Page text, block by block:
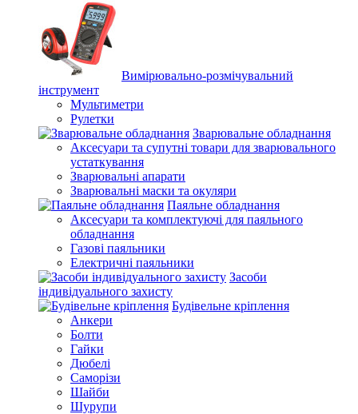
Вимірювально-розмічувальний
інструмент
Мультиметри
Рулетки
Зварювальне обладнання
Аксесуари та супутні товари для зварювального
устаткування
Зварювальні апарати
Зварювальні маски та окуляри
Паяльне обладнання
Аксесуари та комплектуючі для паяльного
обладнання
Газові паяльники
Електричні паяльники
Засоби
індивідуального захисту
Будівельне кріплення
Анкери
Болти
Гайки
Дюбелі
Саморізи
Шайби
Шурупи